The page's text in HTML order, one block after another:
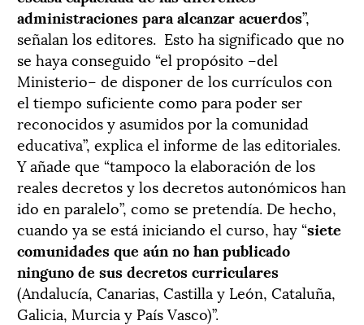
administraciones para alcanzar acuerdos”,
señalan los editores. Esto ha significado que no
se haya conseguido “el propósito –del
Ministerio– de disponer de los currículos con
el tiempo suficiente como para poder ser
reconocidos y asumidos por la comunidad
educativa”, explica el informe de las editoriales.
Y añade que “tampoco la elaboración de los
reales decretos y los decretos autonómicos han
ido en paralelo”, como se pretendía. De hecho,
cuando ya se está iniciando el curso, hay “siete
comunidades que aún no han publicado
ninguno de sus decretos curriculares
(Andalucía, Canarias, Castilla y León, Cataluña,
Galicia, Murcia y País Vasco)”.